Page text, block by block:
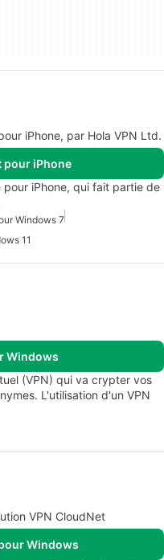
iPhone, par Hola VPN Ltd.
pour iPhone
iPhone, qui fait partie de
Windows 7
11
Windows
(VPN) qui va crypter vos
L'utilisation d'un VPN
VPN CloudNet
Windows